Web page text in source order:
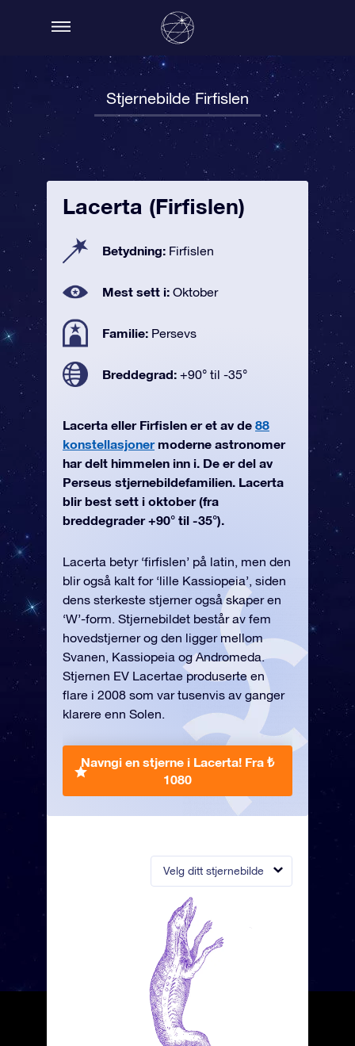
Stjernebilde Firfislen
Velg ditt stjernebilde
Lacerta (Firfislen)
Betydning: Firfislen
Mest sett i: Oktober
Familie: Persevs
Breddegrad: +90° til -35°
Lacerta eller Firfislen er et av de 88
konstellasjonermoderne astronomer
har delt himmelen inn i. De er del av
Perseus stjernebildefamilien. Lacerta
blir best sett i oktober (fra
breddegrader +90° til -35°).
Lacerta betyr ‘firfislen’ på latin, men den
blir også kalt for ‘lille Kassiopeia’, siden
dens sterkeste stjerner også skaper en
‘W’-form. Stjernebildet består av fem
hovedstjerner og den ligger mellom
Svanen, Kassiopeia og Andromeda.
Stjernen EV Lacertae produserte en
flare i 2008 som var tusenvis av ganger
klarere enn Solen.
Navngi en stjerne i Lacerta! Fra ₺
1080